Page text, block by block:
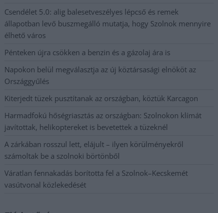
Csendélet 5.0: alig balesetveszélyes lépcső és remek
állapotban levő buszmegálló mutatja, hogy Szolnok mennyire
élhető város
Pénteken újra csökken a benzin és a gázolaj ára is
Napokon belül megválasztja az új köztársasági elnököt az
Országgyűlés
Kiterjedt tüzek pusztítanak az országban, köztük Karcagon
Harmadfokú hőségriasztás az országban: Szolnokon klímát
javítottak, helikoptereket is bevetettek a tüzeknél
A zárkában rosszul lett, elájult – ilyen körülményekről
számoltak be a szolnoki börtönből
Váratlan fennakadás borította fel a Szolnok–Kecskemét
vasútvonal közlekedését